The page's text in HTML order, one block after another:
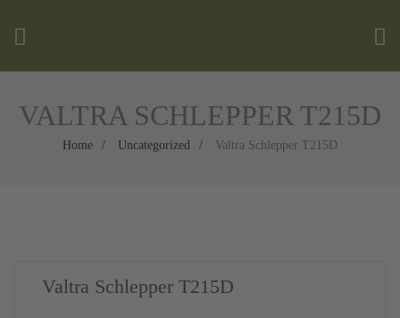
VALTRA SCHLEPPER T215D
Home Uncategorized Valtra Schlepper T215D
Valtra Schlepper T215D